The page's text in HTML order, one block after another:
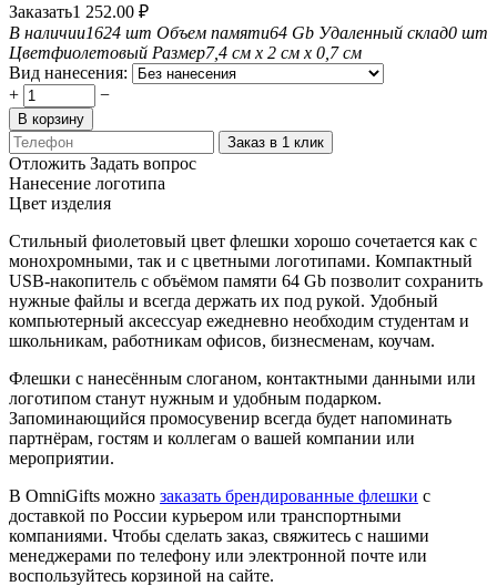
Заказать1 252.00 ₽
В наличии1624 шт Объем памяти64 Gb Удаленный склад0 шт
Цветфиолетовый Размер7,4 см х 2 см х 0,7 см
Вид нанесения:
+
−
В корзину
Заказ в 1 клик
Отложить Задать вопрос
Нанесение логотипа
Цвет изделия
Стильный фиолетовый цвет флешки хорошо сочетается как с
монохромными, так и с цветными логотипами. Компактный
USB-накопитель с объёмом памяти 64 Gb позволит сохранить
нужные файлы и всегда держать их под рукой. Удобный
компьютерный аксессуар ежедневно необходим студентам и
школьникам, работникам офисов, бизнесменам, коучам.
Флешки с нанесённым слоганом, контактными данными или
логотипом станут нужным и удобным подарком.
Запоминающийся промосувенир всегда будет напоминать
партнёрам, гостям и коллегам о вашей компании или
мероприятии.
В OmniGifts можно заказать брендированные флешки с
доставкой по России курьером или транспортными
компаниями. Чтобы сделать заказ, свяжитесь с нашими
менеджерами по телефону или электронной почте или
воспользуйтесь корзиной на сайте.